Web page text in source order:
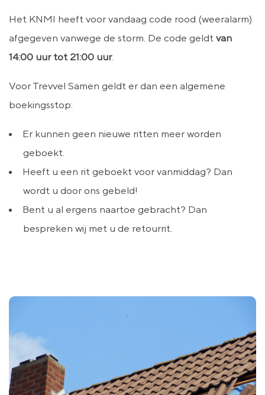
Het KNMI heeft voor vandaag code rood (weeralarm)
afgegeven vanwege de storm. De code geldt van
14:00 uur tot 21:00 uur.
Voor Trevvel Samen geldt er dan een algemene
boekingsstop:
Er kunnen geen nieuwe ritten meer worden
geboekt.
Heeft u een rit geboekt voor vanmiddag? Dan
wordt u door ons gebeld!
Bent u al ergens naartoe gebracht? Dan
bespreken wij met u de retourrit.